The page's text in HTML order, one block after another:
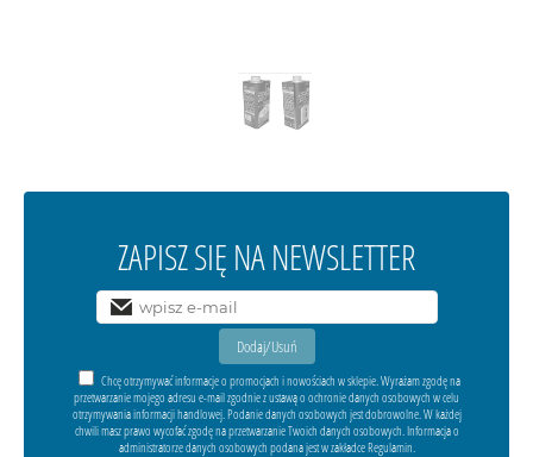
ZAPISZ SIĘ NA NEWSLETTER
Chcę otrzymywać informacje o promocjach i nowościach w sklepie. Wyrażam zgodę na
przetwarzanie mojego adresu e-mail zgodnie z ustawą o ochronie danych osobowych w celu
otrzymywania informacji handlowej. Podanie danych osobowych jest dobrowolne. W każdej
chwili masz prawo wycofać zgodę na przetwarzanie Twoich danych osobowych. Informacja o
administratorze danych osobowych podana jest w zakładce Regulamin.